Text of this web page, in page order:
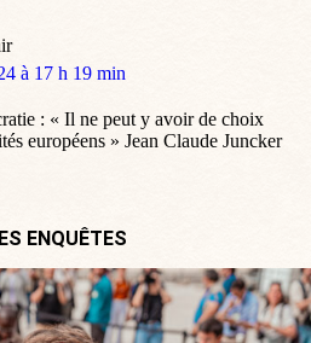
à 17 h 19 min
: « Il ne peut y avoir de choix
européens » Jean Claude Juncker
ENQUÊTES